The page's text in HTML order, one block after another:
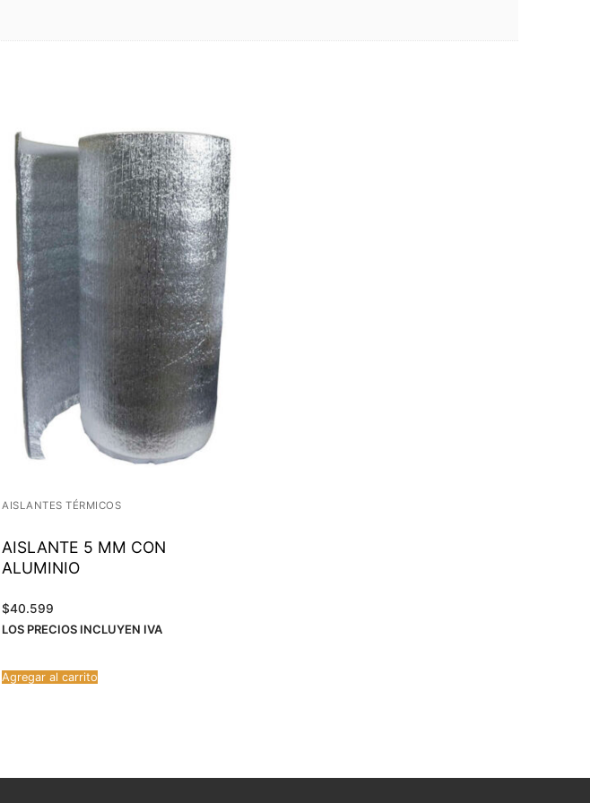
AISLANTES TÉRMICOS
AISLANTE 5 MM CON
ALUMINIO
$40.599
LOS PRECIOS INCLUYEN IVA
Agregar al carrito